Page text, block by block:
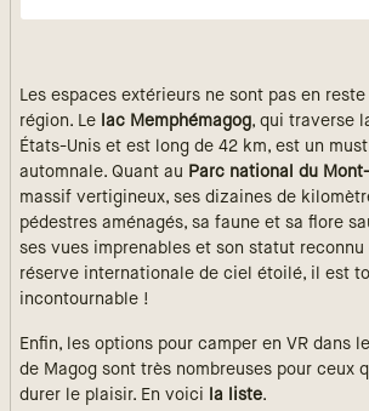
Les espaces extérieurs ne sont pas en
région. Le lac Memphémagog, qui traverse
États-Unis et est long de 42 km, est un
automnale. Quant au Parc national du
massif vertigineux, ses dizaines de
pédestres aménagés, sa faune et sa flore
ses vues imprenables et son statut reconnu
réserve internationale de ciel étoilé, il est
incontournable !
Enfin, les options pour camper en VR dans
de Magog sont très nombreuses pour ceux
durer le plaisir. En voici
la liste.